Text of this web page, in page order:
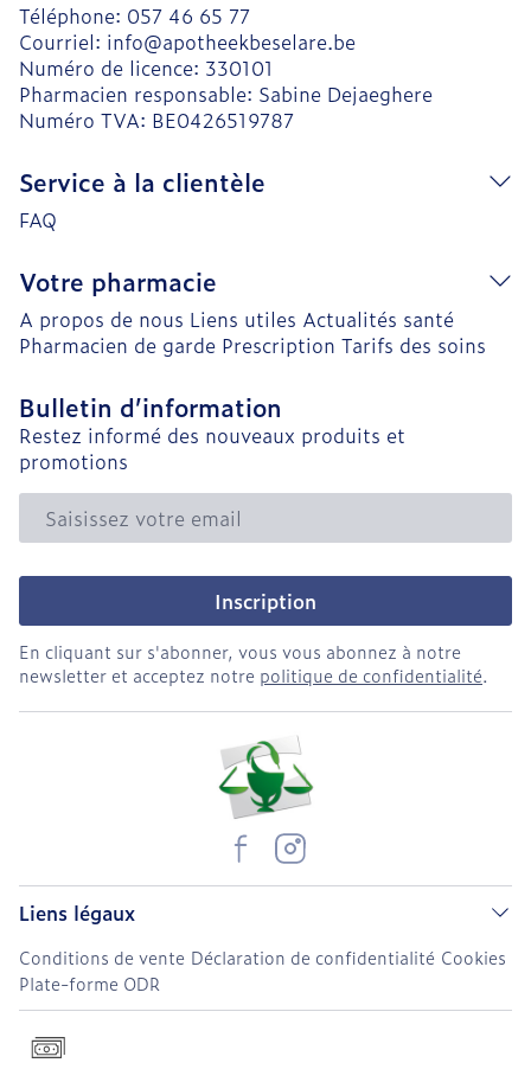
Téléphone: 057 46 65 77
Courriel: info@apotheekbeselare.be
Numéro de licence: 330101
Pharmacien responsable: Sabine Dejaeghere
Numéro TVA: BE0426519787
Service à la clientèle
FAQ
Votre pharmacie
A propos de nous Liens utiles Actualités santé
Pharmacien de garde Prescription Tarifs des soins
Bulletin d’information
Restez informé des nouveaux produits et
promotions
Adresse mail
Inscription
En cliquant sur s'abonner, vous vous abonnez à notre
newsletter et acceptez notre politique de confidentialité.
Liens légaux
Conditions de vente Déclaration de confidentialité Cookies
Plate-forme ODR